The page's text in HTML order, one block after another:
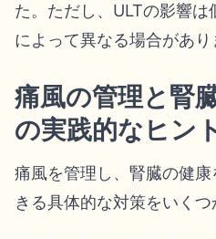
た。ただし、ULTの影響
によって異なる場合があり
痛風の管理と腎
の実践的なヒン
痛風を管理し、腎臓の健
きる具体的な対策をいくつ